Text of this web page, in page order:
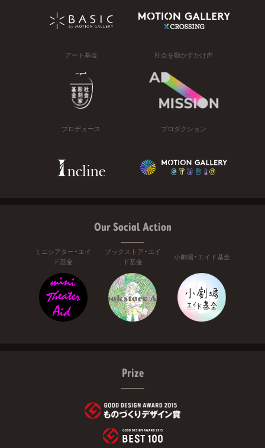
アート基金 社会を動かすかけ声
プロデュース プロダクション
Our Social Action
ミニシアター・エイ
ド基金
ブックストア・エイ
ド基金
小劇場・エイド基金
Prize